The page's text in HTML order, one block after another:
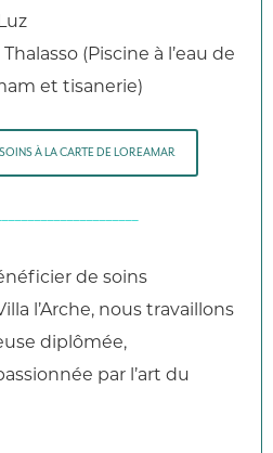
Thalasso (Piscine à l’eau de
et tisanerie)
À LA CARTE DE LOREAMAR
de soins
l’Arche, nous travaillons
diplômée,
par l’art du